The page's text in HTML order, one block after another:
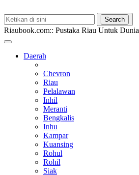
Riaubook.com:: Pustaka Riau Untuk Dunia
Daerah
Chevron
Riau
Pelalawan
Inhil
Meranti
Bengkalis
Inhu
Kampar
Kuansing
Rohul
Rohil
Siak